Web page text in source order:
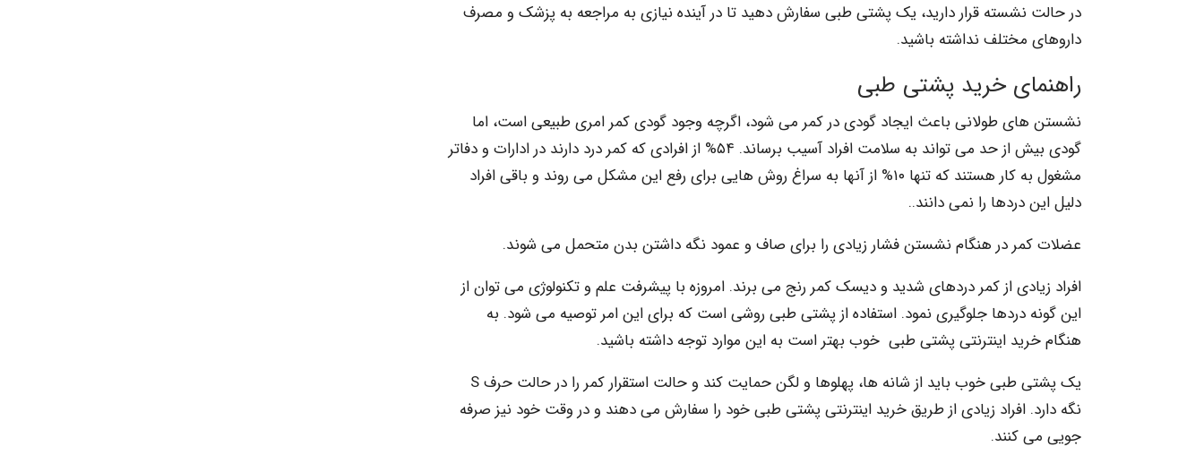
در حالت نشسته قرار دارید، یک پشتی طبی سفارش دهید تا در آینده نیازی به مراجعه به پزشک و مصرف
داروهای مختلف نداشته باشید.
راهنمای خرید پشتی طبی
نشستن های طولانی باعث ایجاد گودی در کمر می شود، اگرچه وجود گودی کمر امری طبیعی است، اما
گودی بیش از حد می تواند به سلامت افراد آسیب برساند. ۵۴% از افرادی که کمر درد دارند در ادارات و دفاتر
مشغول به کار هستند که تنها ۱۰% از آنها به سراغ روش هایی برای رفع این مشکل می روند و باقی افراد
دلیل این دردها را نمی دانند..
عضلات کمر در هنگام نشستن فشار زیادی را برای صاف و عمود نگه داشتن بدن متحمل می شوند.
افراد زیادی از کمر دردهای شدید و دیسک کمر رنج می برند. امروزه با پیشرفت علم و تکنولوژی می توان از
این گونه دردها جلوگیری نمود. استفاده از پشتی طبی روشی است که برای این امر توصیه می شود. به
هنگام خرید اینترنتی پشتی طبی خوب بهتر است به این موارد توجه داشته باشید.
یک پشتی طبی خوب باید از شانه ها، پهلوها و لگن حمایت کند و حالت استقرار کمر را در حالت حرف S
نگه دارد. افراد زیادی از طریق خرید اینترنتی پشتی طبی خود را سفارش می دهند و در وقت خود نیز صرفه
جویی می کنند.